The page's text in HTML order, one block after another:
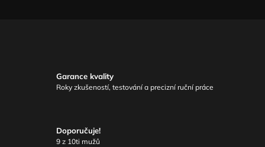
Garance kvality
Roky zkušeností, testování a precizní ruční práce
Doporučuje!
9 z 10ti mužů